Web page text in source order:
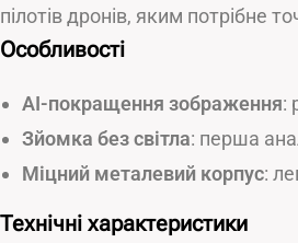
пілотів дронів, яким потрібне
Особливості
AI-покращення зображення:
Зйомка без світла: перша
Міцний металевий корпус:
Технічні характеристики